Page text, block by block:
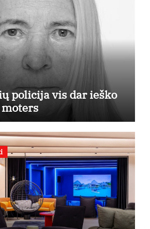
policija vis dar ieško